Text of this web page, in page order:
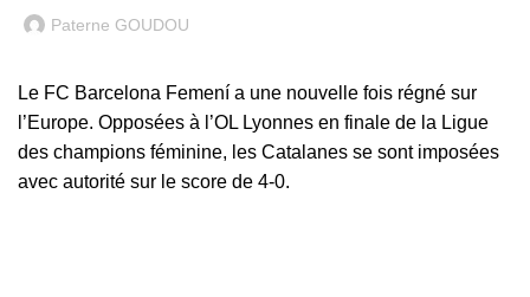
Paterne GOUDOU
Le FC Barcelona Femení a une nouvelle fois régné sur
l’Europe. Opposées à l’OL Lyonnes en finale de la Ligue
des champions féminine, les Catalanes se sont imposées
avec autorité sur le score de 4-0.